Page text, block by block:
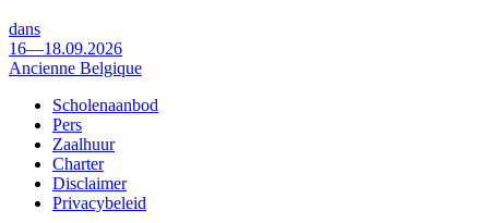
dans
16—18.09.2026
Ancienne Belgique
Footer
Scholenaanbod
Pers
Zaalhuur
Charter
Disclaimer
Privacybeleid